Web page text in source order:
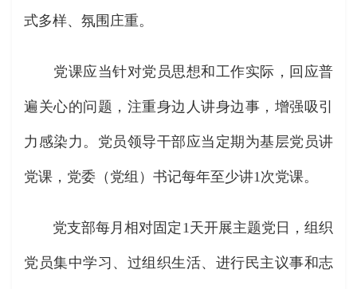
式多样、氛围庄重。
党课应当针对党员思想和工作实际，回应普
遍关心的问题，注重身边人讲身边事，增强吸引
力感染力。党员领导干部应当定期为基层党员讲
党课，党委（党组）书记每年至少讲1次党课。
党支部每月相对固定1天开展主题党日，组织
党员集中学习、过组织生活、进行民主议事和志